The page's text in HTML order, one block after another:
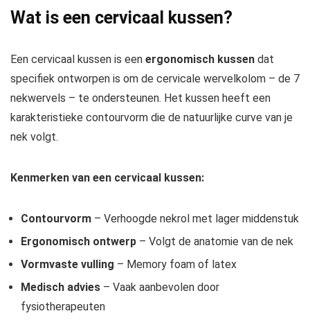
Wat is een cervicaal kussen?
Een cervicaal kussen is een ergonomisch kussen dat
specifiek ontworpen is om de cervicale wervelkolom – de 7
nekwervels – te ondersteunen. Het kussen heeft een
karakteristieke contourvorm die de natuurlijke curve van je
nek volgt.
Kenmerken van een cervicaal kussen:
Contourvorm – Verhoogde nekrol met lager middenstuk
Ergonomisch ontwerp – Volgt de anatomie van de nek
Vormvaste vulling – Memory foam of latex
Medisch advies – Vaak aanbevolen door
fysiotherapeuten